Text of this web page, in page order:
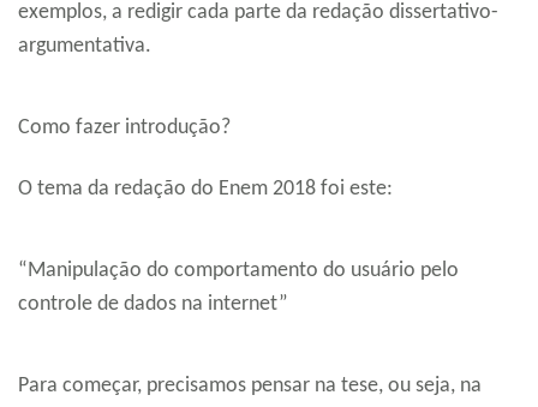
exemplos, a redigir cada parte da redação dissertativo-
argumentativa.
Como fazer introdução?
O tema da redação do Enem 2018 foi este:
“Manipulação do comportamento do usuário pelo
controle de dados na internet”
Para começar, precisamos pensar na tese, ou seja, na